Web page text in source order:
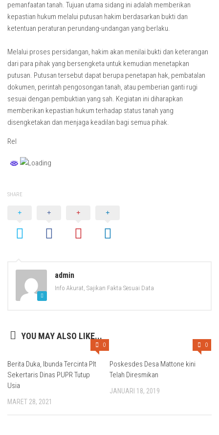
pemanfaatan tanah. Tujuan utama sidang ini adalah memberikan
kepastian hukum melalui putusan hakim berdasarkan bukti dan
ketentuan peraturan perundang-undangan yang berlaku.
Melalui proses persidangan, hakim akan menilai bukti dan keterangan
dari para pihak yang bersengketa untuk kemudian menetapkan
putusan. Putusan tersebut dapat berupa penetapan hak, pembatalan
dokumen, perintah pengosongan tanah, atau pemberian ganti rugi
sesuai dengan pembuktian yang sah. Kegiatan ini diharapkan
memberikan kepastian hukum terhadap status tanah yang
disengketakan dan menjaga keadilan bagi semua pihak.
Rel
SHARE
admin
Info Akurat, Sajikan Fakta Sesuai Data
YOU MAY ALSO LIKE...
0
Berita Duka, Ibunda Tercinta Plt
Sekertaris Dinas PUPR Tutup
Usia
MARET 28, 2021
0
Poskesdes Desa Mattone kini
Telah Diresmikan
JANUARI 18, 2019